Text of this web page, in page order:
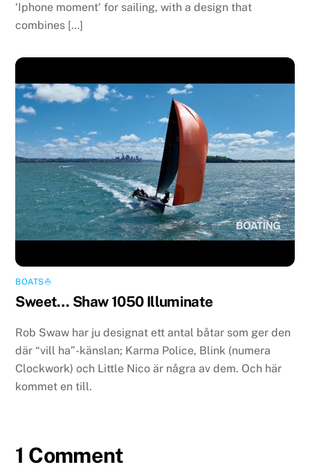
‘Iphone moment‘ for sailing, with a design that
combines […]
BOATS⛵️
Sweet… Shaw 1050 Illuminate
Rob Swaw har ju designat ett antal båtar som ger den
där “vill ha”-känslan; Karma Police, Blink (numera
Clockwork) och Little Nico är några av dem. Och här
kommet en till.
1 Comment